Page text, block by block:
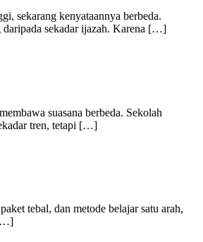
sekarang kenyataannya berbeda.
daripada sekadar ijazah. Karena […]
suasana berbeda. Sekolah
tren, tetapi […]
tebal, dan metode belajar satu arah,
[…]